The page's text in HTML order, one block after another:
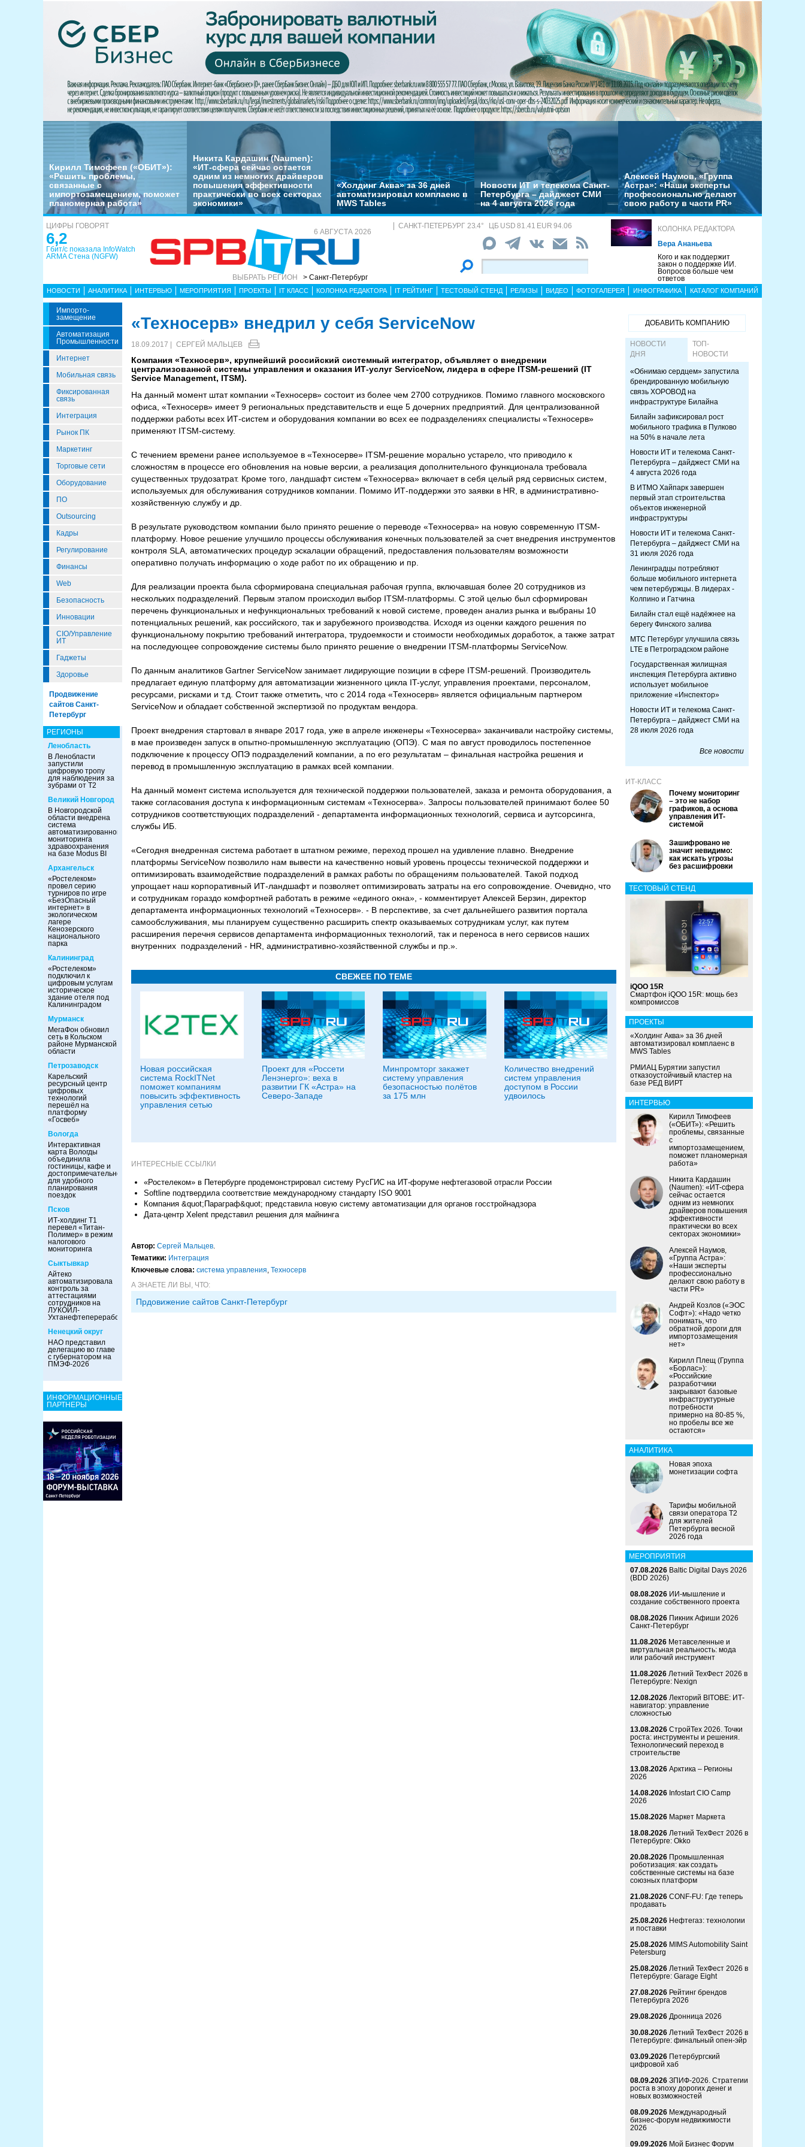
Кирилл Тимофеев («ОБИТ»):
«Решить проблемы,
связанные с
импортозамещением, поможет
планомерная работа»
Никита Кардашин (Naumen):
«ИТ-сфера сейчас остается
одним из немногих драйверов
повышения эффективности
практически во всех секторах
экономики»
«Холдинг Аква» за 36 дней
автоматизировал комплаенс в
MWS Tables
Новости ИТ и телекома Санкт-
Петербурга – дайджест СМИ
на 4 августа 2026 года
Алексей Наумов, «Группа
Астра»: «Наши эксперты
профессионально делают
свою работу в части PR»
ЦИФРЫ ГОВОРЯТ
6,2
Гбит/с показала InfoWatch
ARMA Стена (NGFW)
6 АВГУСТА 2026
ВЫБРАТЬ РЕГИОН > Санкт-Петербург
САНКТ-ПЕТЕРБУРГ 23.4° ЦБ USD 81.41 EUR 94.06
КОЛОНКА РЕДАКТОРА
Вера Ананьева
Кого и как поддержит
закон о поддержке ИИ.
Вопросов больше чем
ответов
НОВОСТИ АНАЛИТИКА ИНТЕРВЬЮ МЕРОПРИЯТИЯ ПРОЕКТЫ IT КЛАСС КОЛОНКА РЕДАКТОРА IT РЕЙТИНГ ТЕСТОВЫЙ СТЕНД РЕЛИЗЫ ВИДЕО ФОТОГАЛЕРЕЯ ИНФОГРАФИКА КАТАЛОГ КОМПАНИЙ
Импорто­
Замещение
Автоматизация
Промышленности
Интернет
Мобильная связь
Фиксированная
связь
Интеграция
Рынок ПК
Маркетинг
Торговые сети
Оборудование
ПО
Outsourcing
Кадры
Регулирование
Финансы
Web
Безопасность
Инновации
CIO/Управление
ИТ
Гаджеты
Здоровье
Продвижение
сайтов Санкт-
Петербург
РЕГИОНЫ
Ленобласть
В Ленобласти
запустили
цифровую тропу
для наблюдения за
зубрами от Т2
Великий Новгород
В Новгородской
области внедрена
система
автоматизированного
мониторинга
здравоохранения
на базе Modus BI
Архангельск
«Ростелеком»
провел серию
турниров по игре
«БезОпасный
интернет» в
экологическом
лагере
Кенозерского
национального
парка
Калининград
«Ростелеком»
подключил к
цифровым услугам
историческое
здание отеля под
Калининградом
Мурманск
МегаФон обновил
сеть в Кольском
районе Мурманской
области
Петрозаводск
Карельский
ресурсный центр
цифровых
технологий
перешёл на
платформу
«Госвеб»
Вологда
Интерактивная
карта Вологды
объединила
гостиницы, кафе и
достопримечательности
для удобного
планирования
поездок
Псков
ИТ-холдинг Т1
перевел «Титан-
Полимер» в режим
налогового
мониторинга
Сыктывкар
Айтеко
автоматизировала
контроль за
аттестациями
сотрудников на
ЛУКОЙЛ-
Ухтанефтепереработка
Ненецкий округ
НАО представил
делегацию во главе
с губернатором на
ПМЭФ-2026
ИНФОРМАЦИОННЫЕ
ПАРТНЕРЫ
«Техносерв» внедрил у себя ServiceNow
18.09.2017 | СЕРГЕЙ МАЛЬЦЕВ
Компания «Техносерв», крупнейший российский системный интегратор, объявляет о внедрении
централизованной системы управления и оказания ИТ-услуг ServiceNow, лидера в сфере ITSM-решений (IT
Service Management, ITSM).
На данный момент штат компании «Техносерв» состоит из более чем 2700 сотрудников. Помимо главного московского
офиса, «Техносерв» имеет 9 региональных представительств и еще 5 дочерних предприятий. Для централизованной
поддержки работы всех ИТ-систем и оборудования компании во всех ее подразделениях специалисты «Техносерв»
применяют ITSM-систему.
С течением времени ранее используемое в «Техносерве» ITSM-решение морально устарело, что приводило к
сложностям в процессе его обновления на новые версии, а реализация дополнительного функционала требовала
существенных трудозатрат. Кроме того, ландшафт систем «Техносерва» включает в себя целый ряд сервисных систем,
используемых для обслуживания сотрудников компании. Помимо ИТ-поддержки это заявки в HR, в административно-
хозяйственную службу и др.
В результате руководством компании было принято решение о переводе «Техносерва» на новую современную ITSM-
платформу. Новое решение улучшило процессы обслуживания конечных пользователей за счет внедрения инструментов
контроля SLA, автоматических процедур эскалации обращений, предоставления пользователям возможности
оперативно получать информацию о ходе работ по их обращению и пр.
Для реализации проекта была сформирована специальная рабочая группа, включавшая более 20 сотрудников из
нескольких подразделений. Первым этапом происходил выбор ITSM-платформы. С этой целью был сформирован
перечень функциональных и нефункциональных требований к новой системе, проведен анализ рынка и выбраны 10
потенциальных решений, как российского, так и зарубежного производства. Исходя из оценки каждого решения по
функциональному покрытию требований интегратора, трудоемкости и стоимости необходимых доработок, а также затрат
на последующее сопровождение системы было принято решение о внедрении ITSM-платформы ServiceNow.
По данным аналитиков Gartner ServiceNow занимает лидирующие позиции в сфере ITSM-решений. Производитель
предлагает единую платформу для автоматизации жизненного цикла IT-услуг, управления проектами, персоналом,
ресурсами, рисками и т.д. Стоит также отметить, что с 2014 года «Техносерв» является официальным партнером
ServiceNow и обладает собственной экспертизой по продуктам вендора.
Проект внедрения стартовал в январе 2017 года, уже в апреле инженеры «Техносерва» заканчивали настройку системы,
в мае произведен запуск в опытно-промышленную эксплуатацию (ОПЭ). С мая по август проводилось постепенное
подключение к процессу ОПЭ подразделений компании, а по его результатам – финальная настройка решения и
перевод в промышленную эксплуатацию в рамках всей компании.
На данный момент система используется для технической поддержки пользователей, заказа и ремонта оборудования, а
также согласования доступа к информационным системам «Техносерва». Запросы пользователей принимают более 50
сотрудников соответствующих подразделений - департамента информационных технологий, сервиса и аутсорсинга,
службы ИБ.
«Сегодня внедренная система работает в штатном режиме, переход прошел на удивление плавно. Внедрение
платформы ServiceNow позволило нам вывести на качественно новый уровень процессы технической поддержки и
оптимизировать взаимодействие подразделений в рамках работы по обращениям пользователей. Такой подход
упрощает наш корпоративный ИТ-ландшафт и позволяет оптимизировать затраты на его сопровождение. Очевидно, что
и сотрудникам гораздо комфортней работать в режиме «единого окна», - комментирует Алексей Берзин, директор
департамента информационных технологий «Техносерв». - В перспективе, за счет дальнейшего развития портала
самообслуживания, мы планируем существенно расширить спектр оказываемых сотрудникам услуг, как путем
расширения перечня сервисов департамента информационных технологий, так и переноса в него сервисов наших
внутренних подразделений - HR, административно-хозяйственной службы и пр.».
СВЕЖЕЕ ПО ТЕМЕ
Новая российская
система RockITNet
поможет компаниям
повысить эффективность
управления сетью
Проект для «Россети
Ленэнерго»: веха в
развитии ГК «Астра» на
Северо-Западе
Минпромторг закажет
систему управления
безопасностью полётов
за 175 млн
Количество внедрений
систем управления
доступом в России
удвоилось
ИНТЕРЕСНЫЕ ССЫЛКИ
«Ростелеком» в Петербурге продемонстрировал систему РусГИС на ИТ-форуме нефтегазовой отрасли России
Softline подтвердила соответствие международному стандарту ISO 9001
Компания &quot;Параграф&quot; представила новую систему автоматизации для органов госстройнадзора
Дата-центр Xelent представил решения для майнинга
Автор: Сергей Мальцев.
Тематики: Интеграция
Ключевые слова: система управления, Техносерв
А ЗНАЕТЕ ЛИ ВЫ, ЧТО:
Прдовижение сайтов Санкт-Петербург
ДОБАВИТЬ КОМПАНИЮ
НОВОСТИ
ДНЯ
ТОП-
НОВОСТИ
«Обнимаю сердцем» запустила
брендированную мобильную
связь ХОРОВОД на
инфраструктуре Билайна
Билайн зафиксировал рост
мобильного трафика в Пулково
на 50% в начале лета
Новости ИТ и телекома Санкт-
Петербурга – дайджест СМИ на
4 августа 2026 года
В ИТМО Хайпарк завершен
первый этап строительства
объектов инженерной
инфраструктуры
Новости ИТ и телекома Санкт-
Петербурга – дайджест СМИ на
31 июля 2026 года
Ленинградцы потребляют
больше мобильного интернета
чем петербуржцы. В лидерах -
Колпино и Гатчина
Билайн стал ещё надёжнее на
берегу Финского залива
МТС Петербург улучшила связь
LTE в Петроградском районе
Государственная жилищная
инспекция Петербурга активно
использует мобильное
приложение «Инспектор»
Новости ИТ и телекома Санкт-
Петербурга – дайджест СМИ на
28 июля 2026 года
Все новости
ИТ-КЛАСС
Почему мониторинг
– это не набор
графиков, а основа
управления ИТ-
системой
Зашифровано не
значит невидимо:
как искать угрозы
без расшифровки
ТЕСТОВЫЙ СТЕНД
iQOO 15R
Смартфон iQOO 15R: мощь без
компромиссов
ПРОЕКТЫ
«Холдинг Аква» за 36 дней
автоматизировал комплаенс в
MWS Tables
РМИАЦ Бурятии запустил
отказоустойчивый кластер на
базе РЕД ВИРТ
ИНТЕРВЬЮ
Кирилл Тимофеев
(«ОБИТ»): «Решить
проблемы, связанные
с
импортозамещением,
поможет планомерная
работа»
Никита Кардашин
(Naumen): «ИТ-сфера
сейчас остается
одним из немногих
драйверов повышения
эффективности
практически во всех
секторах экономики»
Алексей Наумов,
«Группа Астра»:
«Наши эксперты
профессионально
делают свою работу в
части PR»
Андрей Козлов («ЭОС
Софт»): «Надо четко
понимать, что
обратной дороги для
импортозамещения
нет»
Кирилл Плещ (Группа
«Борлас»):
«Российские
разработчики
закрывают базовые
инфраструктурные
потребности
примерно на 80-85 %,
но пробелы все же
остаются»
АНАЛИТИКА
Новая эпоха
монетизации софта
Тарифы мобильной
связи оператора Т2
для жителей
Петербурга весной
2026 года
МЕРОПРИЯТИЯ
07.08.2026 Baltic Digital Days 2026
(BDD 2026)
08.08.2026 ИИ-мышление и
создание собственного проекта
08.08.2026 Пикник Афиши 2026
Санкт-Петербург
11.08.2026 Метавселенные и
виртуальная реальность: мода
или рабочий инструмент
11.08.2026 Летний ТехФест 2026 в
Петербурге: Nexign
12.08.2026 Лекторий BITOBE: ИТ-
навигатор: управление
сложностью
13.08.2026 СтройТех 2026. Точки
роста: инструменты и решения.
Технологический переход в
строительстве
13.08.2026 Арктика – Регионы
2026
14.08.2026 Infostart CIO Camp
2026
15.08.2026 Маркет Маркета
18.08.2026 Летний ТехФест 2026 в
Петербурге: Okko
20.08.2026 Промышленная
роботизация: как создать
собственные системы на базе
союзных платформ
21.08.2026 CONF-FU: Где теперь
продавать
25.08.2026 Нефтегаз: технологии
и поставки
25.08.2026 MIMS Automobility Saint
Petersburg
25.08.2026 Летний ТехФест 2026 в
Петербурге: Garage Eight
27.08.2026 Рейтинг брендов
Петербурга 2026
29.08.2026 Дронница 2026
30.08.2026 Летний ТехФест 2026 в
Петербурге: финальный опен-эйр
03.09.2026 Петербургский
цифровой хаб
08.09.2026 ЗПИФ-2026. Стратегии
роста в эпоху дорогих денег и
новых возможностей
08.09.2026 Международный
бизнес-форум недвижимости
2026
09.09.2026 Мой Бизнес Форум